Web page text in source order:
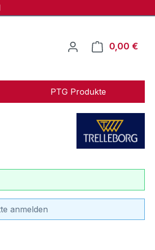
0,00 €
PTG Produkte
anmelden